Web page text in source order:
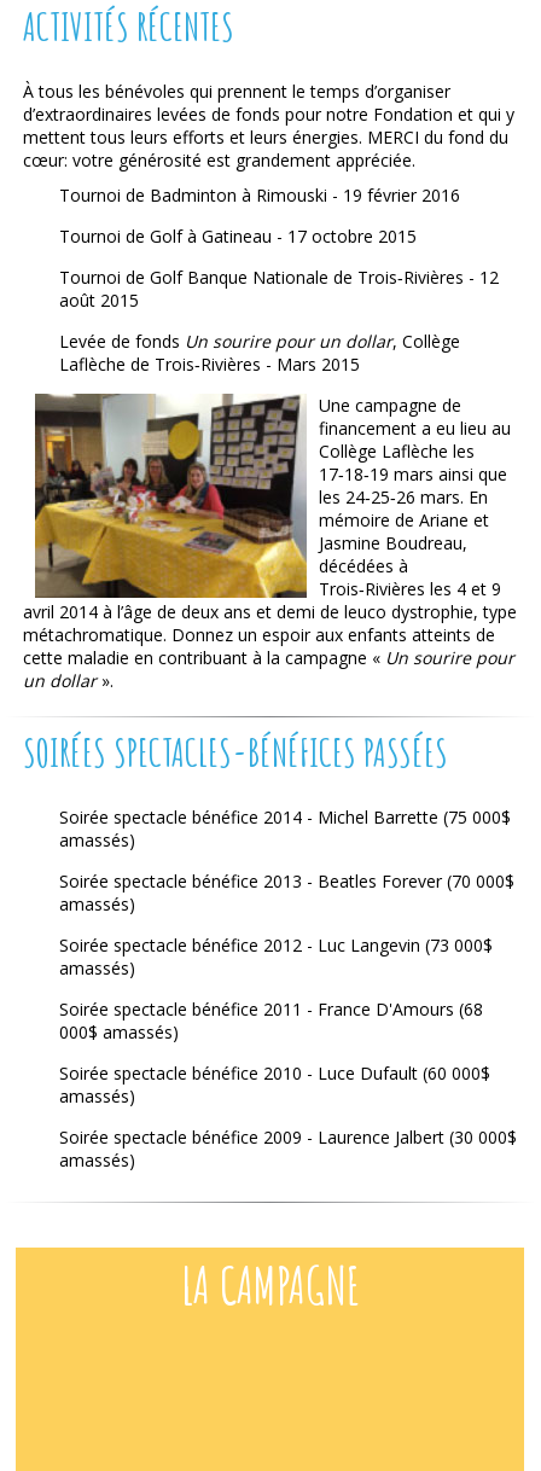
ACTIVITÉS RÉCENTES
À tous les bénévoles qui prennent le temps d’organiser
d’extraordinaires levées de fonds pour notre Fondation et qui y
mettent tous leurs efforts et leurs énergies. MERCI du fond du
cœur: votre générosité est grandement appréciée.
Tournoi de Badminton à Rimouski - 19 février 2016
Tournoi de Golf à Gatineau - 17 octobre 2015
Tournoi de Golf Banque Nationale de Trois‑Rivières - 12
août 2015
Levée de fonds Un sourire pour un dollar, Collège
Laflèche de Trois‑Rivières - Mars 2015
Une campagne de
financement a eu lieu au
Collège Laflèche les
17‑18‑19 mars ainsi que
les 24‑25‑26 mars. En
mémoire de Ariane et
Jasmine Boudreau,
décédées à
Trois‑Rivières les 4 et 9
avril 2014 à l’âge de deux ans et demi de leuco dystrophie, type
métachromatique. Donnez un espoir aux enfants atteints de
cette maladie en contribuant à la campagne « Un sourire pour
un dollar».
SOIRÉES SPECTACLES-BÉNÉFICES PASSÉES
Soirée spectacle bénéfice 2014 - Michel Barrette (75 000$
amassés)
Soirée spectacle bénéfice 2013 - Beatles Forever (70 000$
amassés)
Soirée spectacle bénéfice 2012 - Luc Langevin (73 000$
amassés)
Soirée spectacle bénéfice 2011 - France D'Amours (68
000$ amassés)
Soirée spectacle bénéfice 2010 - Luce Dufault (60 000$
amassés)
Soirée spectacle bénéfice 2009 - Laurence Jalbert (30 000$
amassés)
LA CAMPAGNE